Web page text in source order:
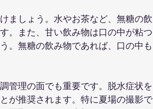
ましょう。水やお茶など、無糖の飲
。また、甘い飲み物は口の中が粘つ
。無糖の飲み物であれば、口の中も
管理の面でも重要です。脱水症状を
が推奨されます。特に夏場の撮影で